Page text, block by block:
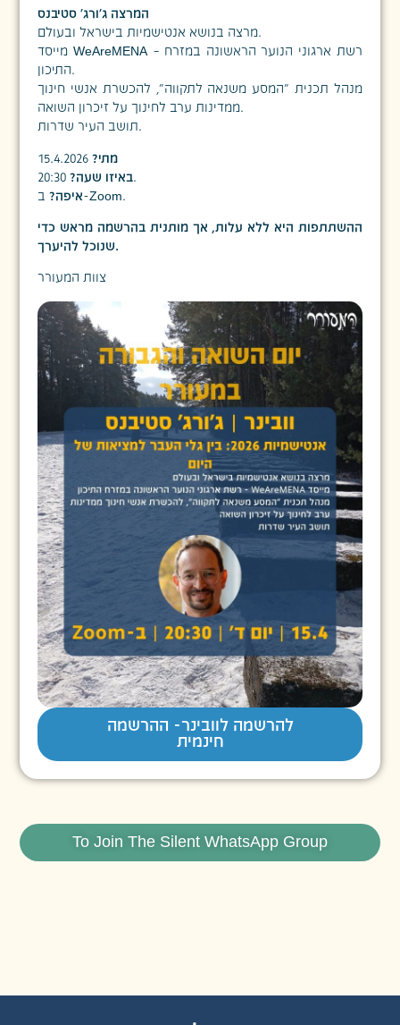
המרצה ג'ורג' סטיבנס
מרצה בנושא אנטישמיות בישראל ובעולם.
מייסד WeAreMENA – רשת ארגוני הנוער הראשונה במזרח
התיכון.
מנהל תכנית "המסע משנאה לתקווה", להכשרת אנשי חינוך
ממדינות ערב לחינוך על זיכרון השואה.
תושב העיר שדרות.
מתי?15.4.2026
באיזו שעה?20:30.
איפה?ב-Zoom.
ההשתתפות היא ללא עלות, אך מותנית בהרשמה מראש כדי
שנוכל להיערך.
צוות המעורר
להרשמה לוובינר- ההרשמה
חינמית
To Join The Silent WhatsApp Group